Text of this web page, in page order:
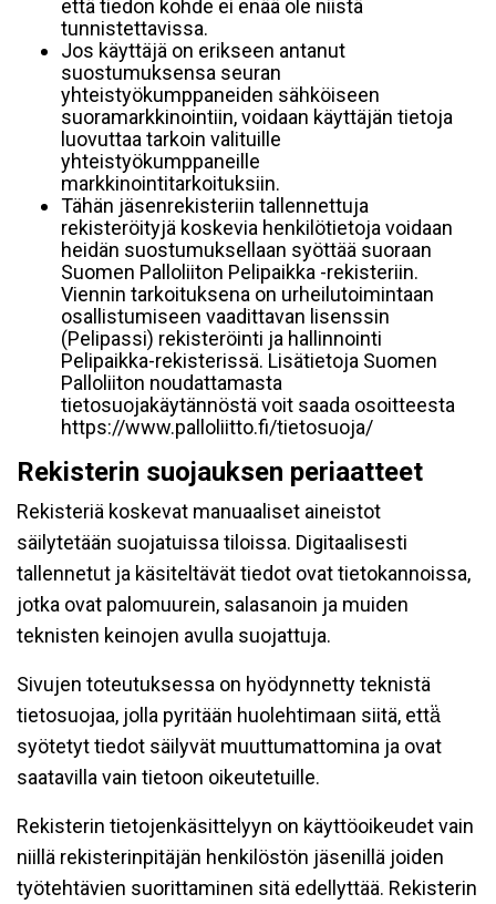
että tiedon kohde ei enää ole niistä
tunnistettavissa.
Jos käyttäjä on erikseen antanut
suostumuksensa seuran
yhteistyökumppaneiden sähköiseen
suoramarkkinointiin, voidaan käyttäjän tietoja
luovuttaa tarkoin valituille
yhteistyökumppaneille
markkinointitarkoituksiin.
Tähän jäsenrekisteriin tallennettuja
rekisteröityjä koskevia henkilötietoja voidaan
heidän suostumuksellaan syöttää suoraan
Suomen Palloliiton Pelipaikka -rekisteriin.
Viennin tarkoituksena on urheilutoimintaan
osallistumiseen vaadittavan lisenssin
(Pelipassi) rekisteröinti ja hallinnointi
Pelipaikka-rekisterissä. Lisätietoja Suomen
Palloliiton noudattamasta
tietosuojakäytännöstä voit saada osoitteesta
https://www.palloliitto.fi/tietosuoja/
Rekisterin suojauksen periaatteet
Rekisteriä koskevat manuaaliset aineistot
säilytetään suojatuissa tiloissa. Digitaalisesti
tallennetut ja käsiteltävät tiedot ovat tietokannoissa,
jotka ovat palomuurein, salasanoin ja muiden
teknisten keinojen avulla suojattuja.
Sivujen toteutuksessa on hyödynnetty teknistä
tietosuojaa, jolla pyritään huolehtimaan siitä, että̈
syötetyt tiedot säilyvät muuttumattomina ja ovat
saatavilla vain tietoon oikeutetuille.
Rekisterin tietojenkäsittelyyn on käyttöoikeudet vain
niillä rekisterinpitäjän henkilöstön jäsenillä joiden
työtehtävien suorittaminen sitä edellyttää. Rekisterin